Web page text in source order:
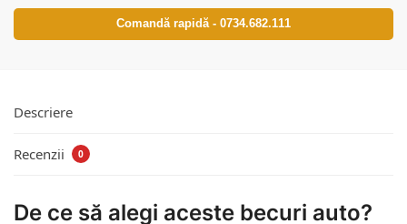
Comandă rapidă - 0734.682.111
Descriere
Recenzii 0
De ce să alegi aceste becuri auto?